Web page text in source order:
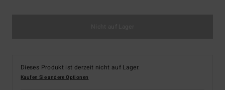
Dieses Produkt ist derzeit nicht auf Lager.
Kaufen Sie andere Optionen